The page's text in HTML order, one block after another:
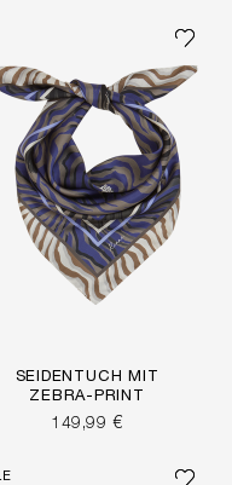
SEIDENTUCH MIT
ZEBRA-PRINT
149,99 €